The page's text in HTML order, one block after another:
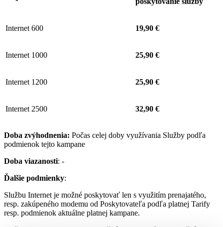
Internet 600 19,90 €
Internet 1000 25,90 €
Internet 1200 25,90 €
Internet 2500 32,90 €
Doba zvýhodnenia: Počas celej doby využívania Služby podľa
podmienok tejto kampane
Doba viazanosti: -
Ďalšie podmienky:
Službu Internet je možné poskytovať len s využitím prenajatého,
resp. zakúpeného modemu od Poskytovateľa podľa platnej Tarify
resp. podmienok aktuálne platnej kampane.